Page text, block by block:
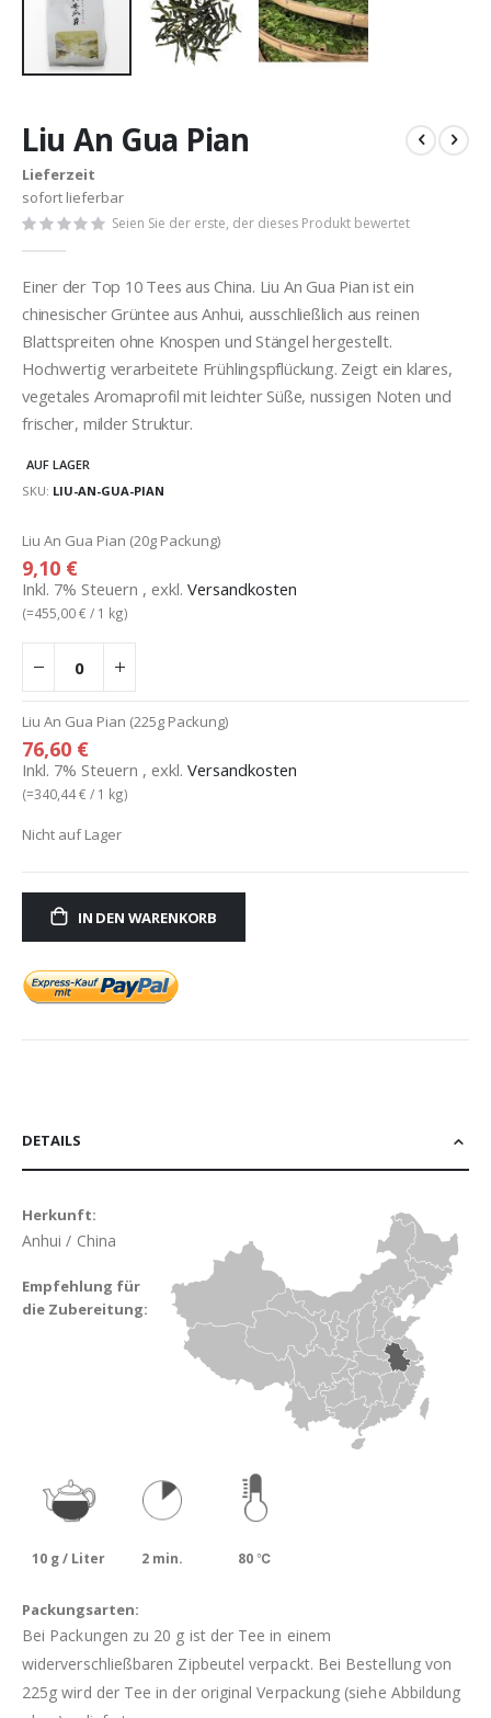
der
Bildergalerie
springen
Liu An Gua Pian
Lieferzeit
sofort lieferbar
Seien Sie der erste, der dieses Produkt bewertet
Einer der Top 10 Tees aus China. Liu An Gua Pian ist ein
chinesischer Grüntee aus Anhui, ausschließlich aus reinen
Blattspreiten ohne Knospen und Stängel hergestellt.
Hochwertig verarbeitete Frühlingspflückung. Zeigt ein klares,
vegetales Aromaprofil mit leichter Süße, nussigen Noten und
frischer, milder Struktur.
AUF LAGER
SKU LIU-AN-GUA-PIAN
-
Artikel
Liu An Gua Pian (20g Packung)
9,10 €
Inkl. 7% Steuern , exkl. Versandkosten
(=455,00 € / 1 kg)
Liu An Gua Pian (225g Packung)
76,60 €
Inkl. 7% Steuern , exkl. Versandkosten
(=340,44 € / 1 kg)
Nicht auf Lager
IN DEN WARENKORB
DETAILS
Herkunft:
Anhui / China
Empfehlung für
die Zubereitung:
10 g / Liter 2 min. 80 ℃
Packungsarten:
Bei Packungen zu 20 g ist der Tee in einem
widerverschließbaren Zipbeutel verpackt. Bei Bestellung von
225g wird der Tee in der original Verpackung (siehe Abbildung